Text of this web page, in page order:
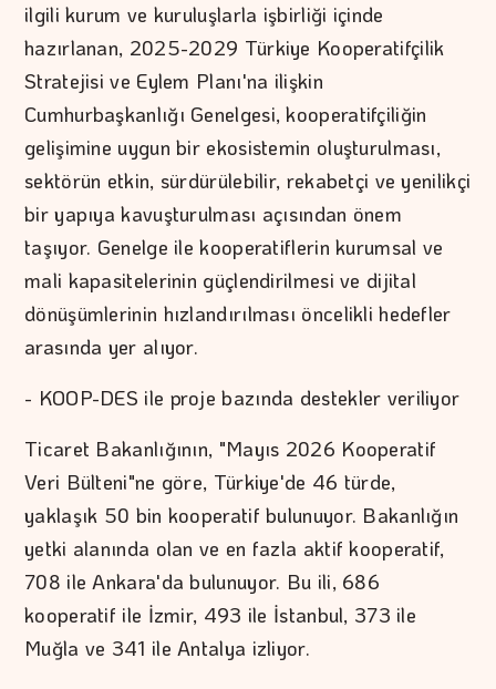
ilgili kurum ve kuruluşlarla işbirliği içinde
hazırlanan, 2025-2029 Türkiye Kooperatifçilik
Stratejisi ve Eylem Planı'na ilişkin
Cumhurbaşkanlığı Genelgesi, kooperatifçiliğin
gelişimine uygun bir ekosistemin oluşturulması,
sektörün etkin, sürdürülebilir, rekabetçi ve yenilikçi
bir yapıya kavuşturulması açısından önem
taşıyor. Genelge ile kooperatiflerin kurumsal ve
mali kapasitelerinin güçlendirilmesi ve dijital
dönüşümlerinin hızlandırılması öncelikli hedefler
arasında yer alıyor.
- KOOP-DES ile proje bazında destekler veriliyor
Ticaret Bakanlığının, "Mayıs 2026 Kooperatif
Veri Bülteni"ne göre, Türkiye'de 46 türde,
yaklaşık 50 bin kooperatif bulunuyor. Bakanlığın
yetki alanında olan ve en fazla aktif kooperatif,
708 ile Ankara'da bulunuyor. Bu ili, 686
kooperatif ile İzmir, 493 ile İstanbul, 373 ile
Muğla ve 341 ile Antalya izliyor.